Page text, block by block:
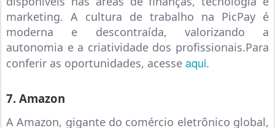
marketing. A cultura de trabalho na PicPay é
moderna e descontraída, valorizando a
autonomia e a criatividade dos profissionais.Para
conferir as oportunidades, acesse aqui.
7. Amazon
A Amazon, gigante do comércio eletrônico global,